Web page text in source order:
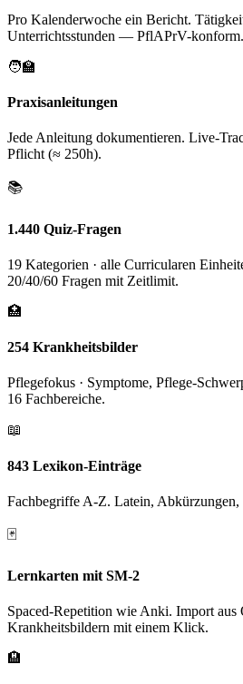
Pro Kalenderwoche ein Bericht.
Unterrichtsstunden — PflAPrV-konform.
🧑‍🏫
Praxisanleitungen
Jede Anleitung dokumentieren. Live-
Pflicht (≈ 250h).
📚
1.440 Quiz-Fragen
19 Kategorien · alle Curricularen
20/40/60 Fragen mit Zeitlimit.
🏥
254 Krankheitsbilder
Pflegefokus · Symptome, Pflege-
16 Fachbereiche.
📖
843 Lexikon-Einträge
Fachbegriffe A-Z. Latein, Abkürzungen,
🃏
Lernkarten mit SM-2
Spaced-Repetition wie Anki. Import aus
Krankheitsbildern mit einem Klick.
🏨